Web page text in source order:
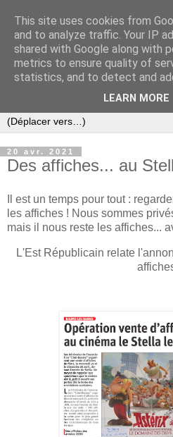
20 avr. 2021
Des affiches... au
Il est un temps pour tout :
les affiches ! Nous sommes
mais il nous reste les affiches...
L'Est Républicain relate
This site uses cookies from
and to analyze traffic. Your IP
shared with Google along with
metrics to ensure quality of
statistics, and to detect and
LEARN MORE